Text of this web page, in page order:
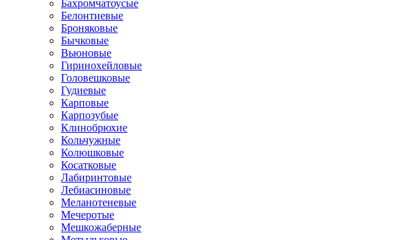
Бахромчатоусые
Белонтиевые
Броняковые
Бычковые
Вьюновые
Гиринохейловые
Головешковые
Гудиевые
Карповые
Карпозубые
Клинобрюхие
Кольчужные
Колюшковые
Косатковые
Лабиринтовые
Лебиасиновые
Меланотеневые
Мечеротые
Мешкожаберные